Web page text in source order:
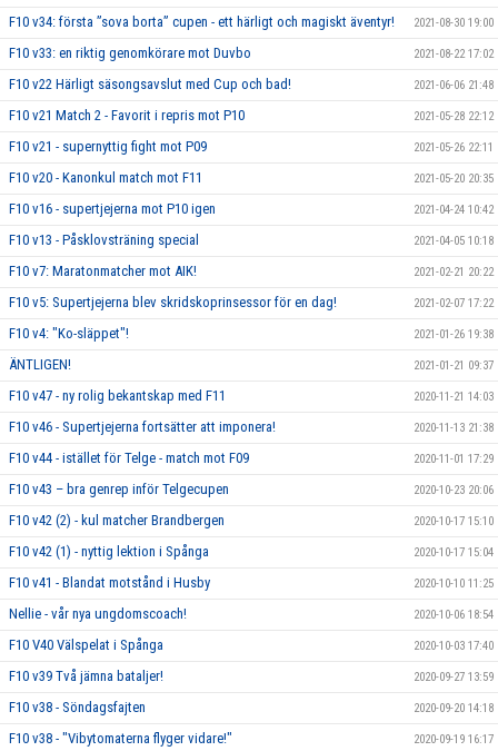
F10 v34: första ”sova borta” cupen - ett härligt och magiskt äventyr! 2021-08-30 19:00
F10 v33: en riktig genomkörare mot Duvbo 2021-08-22 17:02
F10 v22 Härligt säsongsavslut med Cup och bad! 2021-06-06 21:48
F10 v21 Match 2 - Favorit i repris mot P10 2021-05-28 22:12
F10 v21 - supernyttig fight mot P09 2021-05-26 22:11
F10 v20 - Kanonkul match mot F11 2021-05-20 20:35
F10 v16 - supertjejerna mot P10 igen 2021-04-24 10:42
F10 v13 - Påsklovsträning special 2021-04-05 10:18
F10 v7: Maratonmatcher mot AIK! 2021-02-21 20:22
F10 v5: Supertjejerna blev skridskoprinsessor för en dag! 2021-02-07 17:22
F10 v4: "Ko-släppet"! 2021-01-26 19:38
ÄNTLIGEN! 2021-01-21 09:37
F10 v47 - ny rolig bekantskap med F11 2020-11-21 14:03
F10 v46 - Supertjejerna fortsätter att imponera! 2020-11-13 21:38
F10 v44 - istället för Telge - match mot F09 2020-11-01 17:29
F10 v43 – bra genrep inför Telgecupen 2020-10-23 20:06
F10 v42 (2) - kul matcher Brandbergen 2020-10-17 15:10
F10 v42 (1) - nyttig lektion i Spånga 2020-10-17 15:04
F10 v41 - Blandat motstånd i Husby 2020-10-10 11:25
Nellie - vår nya ungdomscoach! 2020-10-06 18:54
F10 V40 Välspelat i Spånga 2020-10-03 17:40
F10 v39 Två jämna bataljer! 2020-09-27 13:59
F10 v38 - Söndagsfajten 2020-09-20 14:18
F10 v38 - "Vibytomaterna flyger vidare!" 2020-09-19 16:17